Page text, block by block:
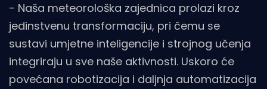
- Naša meteorološka zajednica prolazi kroz
jedinstvenu transformaciju, pri čemu se
sustavi umjetne inteligencije i strojnog učenja
integriraju u sve naše aktivnosti. Uskoro će
povećana robotizacija i daljnja automatizacija